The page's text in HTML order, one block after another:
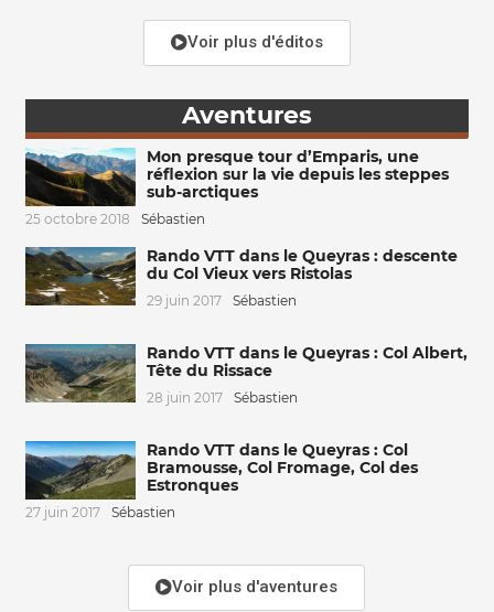
Voir plus d'éditos
Aventures
Mon presque tour d’Emparis, une
réflexion sur la vie depuis les steppes
sub-arctiques
25 octobre 2018 Sébastien
Rando VTT dans le Queyras : descente
du Col Vieux vers Ristolas
29 juin 2017 Sébastien
Rando VTT dans le Queyras : Col Albert,
Tête du Rissace
28 juin 2017 Sébastien
Rando VTT dans le Queyras : Col
Bramousse, Col Fromage, Col des
Estronques
27 juin 2017 Sébastien
Voir plus d'aventures